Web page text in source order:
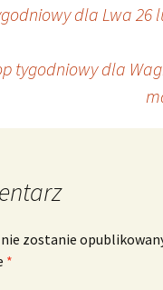
dla Lwa 26
tygodniowy dla
zostanie
*